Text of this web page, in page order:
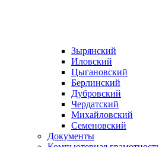
Зырянский
Иловский
Цыгановский
Берлинский
Дубровский
Чердатский
Михайловский
Семеновский
Документы